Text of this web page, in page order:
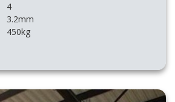
4
3.2mm
450kg